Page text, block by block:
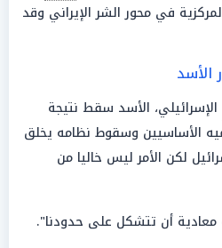
في محور الشر الإيراني وقد
الأسد
الإسرائيلي، الأسد سقط نتيجة
الأساسيين وسقوط نظامه يخلق
لكن الأمر ليس خاليا من
أن تتشكل على حدودنا".